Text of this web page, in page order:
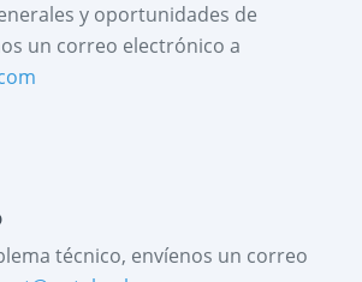
y oportunidades de
un correo electrónico a
técnico, envíenos un correo